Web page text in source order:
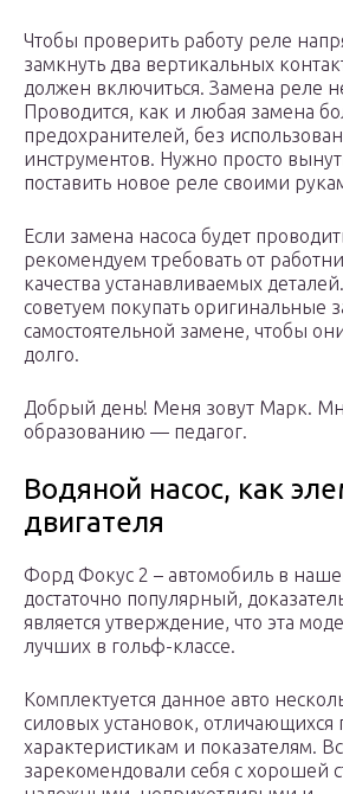
Чтобы проверить работу реле
замкнуть два вертикальных
должен включиться. Замена реле
Проводится, как и любая замена
предохранителей, без
инструментов. Нужно просто
поставить новое реле своими
Если замена насоса будет
рекомендуем требовать от
качества устанавливаемых
советуем покупать оригинальные
самостоятельной замене, чтобы
долго.
Добрый день! Меня зовут Марк.
образованию — педагог.
Водяной насос, как
двигателя
Форд Фокус 2 – автомобиль в
достаточно популярный,
является утверждение, что эта
лучших в гольф-классе.
Комплектуется данное авто
силовых установок, отличающихся
характеристикам и показателям.
зарекомендовали себя с хорошей